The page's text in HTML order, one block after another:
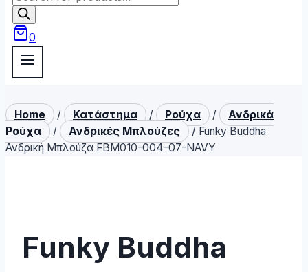
search
0
Home / Κατάστημα / Ρούχα /
Ανδρικά
Ρούχα
/ Ανδρικές Μπλούζες / Funky Buddha
Ανδρική Μπλούζα FBM010-004-07-NAVY
Funky Buddha